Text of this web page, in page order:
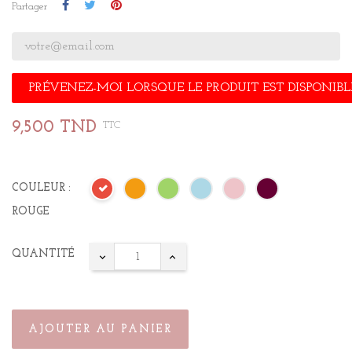
Partager
PRÉVENEZ-MOI LORSQUE LE PRODUIT EST
9,500 TND TTC
COULEUR :
ROUGE
QUANTITÉ
AJOUTER AU PANIER